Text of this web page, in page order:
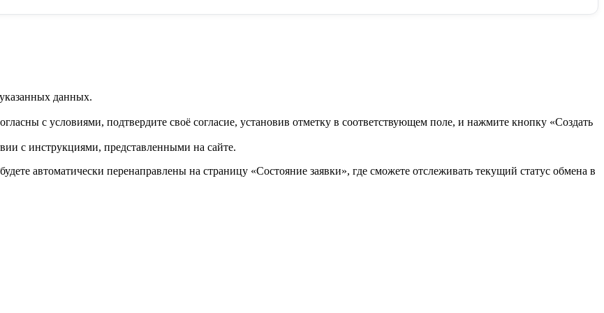
данных.
с условиями, подтвердите своё согласие, установив отметку в соответствующем поле, и нажмите кнопку «Создать
с инструкциями, представленными на сайте.
автоматически перенаправлены на страницу «Состояние заявки», где сможете отслеживать текущий статус обмена в